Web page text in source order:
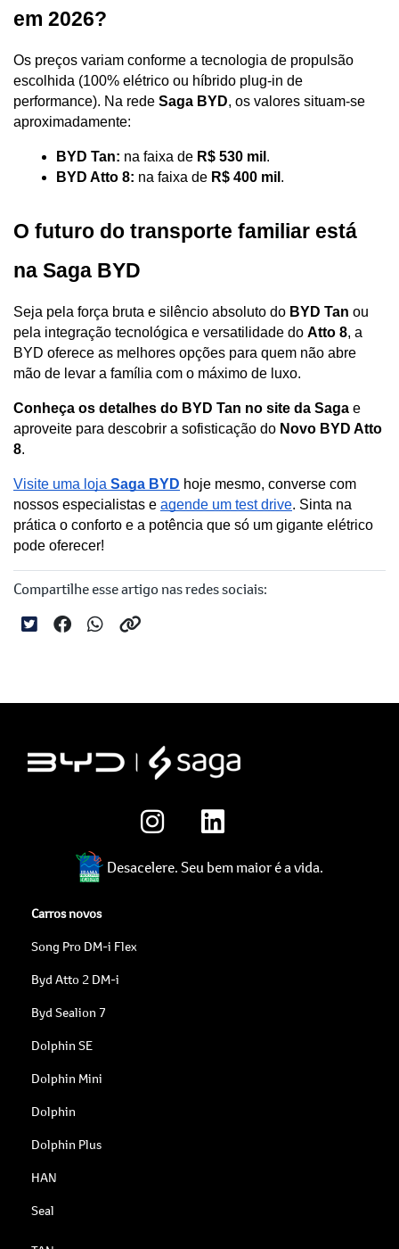
em 2026?
Os preços variam conforme a tecnologia de propulsão
escolhida (100% elétrico ou híbrido plug-in de
performance). Na rede Saga BYD, os valores situam-se
aproximadamente:
BYD Tan: na faixa de R$ 530 mil .
BYD Atto 8: na faixa de R$ 400 mil .
O futuro do transporte familiar está
na Saga BYD
Seja pela força bruta e silêncio absoluto do BYD Tan ou
pela integração tecnológica e versatilidade do Atto 8, a
BYD oferece as melhores opções para quem não abre
mão de levar a família com o máximo de luxo.
Conheça os detalhes do BYD Tan no site da Saga e
aproveite para descobrir a sofisticação do Novo BYD Atto
8.
Visite uma loja Saga BYD hoje mesmo, converse com
nossos especialistas e agende um test drive. Sinta na
prática o conforto e a potência que só um gigante elétrico
pode oferecer!
Compartilhe esse artigo nas redes sociais:
Desacelere. Seu bem maior é a vida.
Carros novos
Song Pro DM-i Flex
Byd Atto 2 DM-i
Byd Sealion 7
Dolphin SE
Dolphin Mini
Dolphin
Dolphin Plus
HAN
Seal